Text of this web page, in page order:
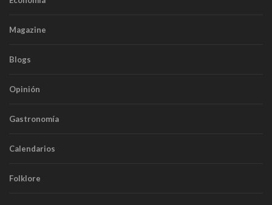
Magazine
Blogs
Opinión
Gastronomía
Calendarios
Folklore